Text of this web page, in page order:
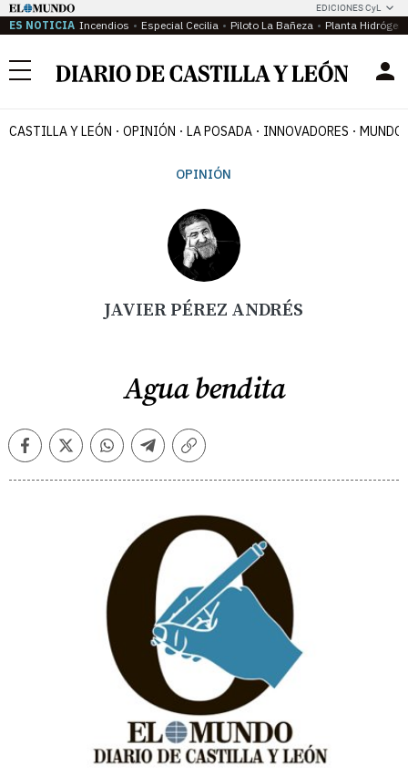
EDICIONES CyL
ES NOTICIA Incendios Especial Cecilia Piloto La Bañeza Planta
Menú
CASTILLA Y LEÓN OPINIÓN LA POSADA INNOVADORES MUNDO
OPINIÓN
JAVIER PÉREZ ANDRÉS
Agua bendita
FacebookTwitterWhatsappTelegramCopiar